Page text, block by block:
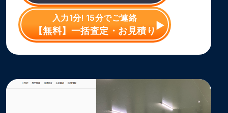
入力1分! 15分でご連絡
【無料】一括査定・お見積り